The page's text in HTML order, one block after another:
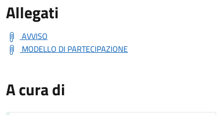
Allegati
AVVISO
MODELLO DI PARTECIPAZIONE
A cura di